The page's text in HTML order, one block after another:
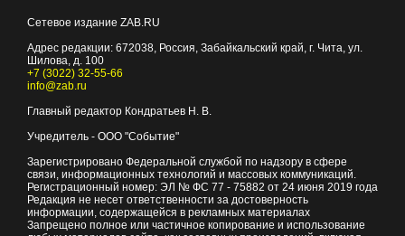
Сетевое издание ZAB.RU
Адрес редакции: 672038, Россия, Забайкальский край, г. Чита, ул.
Шилова, д. 100
+7 (3022) 32-55-66
info@zab.ru
Главный редактор Кондратьев Н. В.
Учредитель - ООО "Событие"
Зарегистрировано Федеральной службой по надзору в сфере
связи, информационных технологий и массовых коммуникаций.
Регистрационный номер: ЭЛ № ФС 77 - 75882 от 24 июня 2019 года
Редакция не несет ответственности за достоверность
информации, содержащейся в рекламных материалах
Запрещено полное или частичное копирование и использование